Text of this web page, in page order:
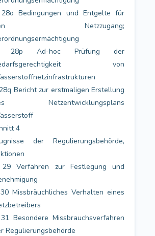
Bedingungen und Entgelte für
Netzzugang;
28p Ad-hoc Prüfung der
von
Bericht zur erstmaligen Erstellung
Netzentwicklungsplans
4
der Regulierungsbehörde,
Verfahren zur Festlegung und
Missbräuchliches Verhalten eines
Besondere Missbrauchsverfahren
Regulierungsbehörde